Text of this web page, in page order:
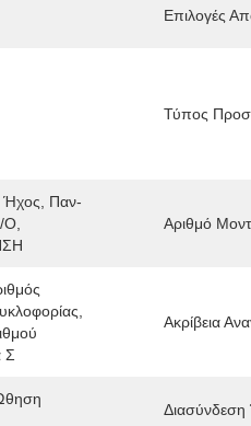
Επιλογές
Τύπος
Ήχος, Παν-
Αριθμό
Σ
Ακρίβεια